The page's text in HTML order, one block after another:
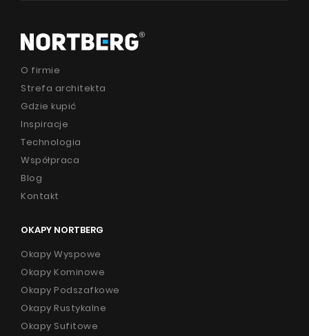
Wsparcie techniczne
Wirtualny showroom
Poradnik
Instrukcje
O firmie
Strefa architekta
Gdzie kupić
Inspiracje
Technologia
Współpraca
Blog
Kontakt
OKAPY NORTBERG
Okapy Wyspowe
Okapy Kominowe
Okapy Podszafkowe
Okapy Rustykalne
Okapy Sufitowe